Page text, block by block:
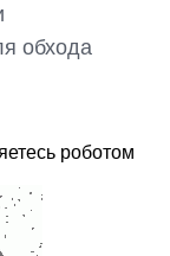
обхода
роботом